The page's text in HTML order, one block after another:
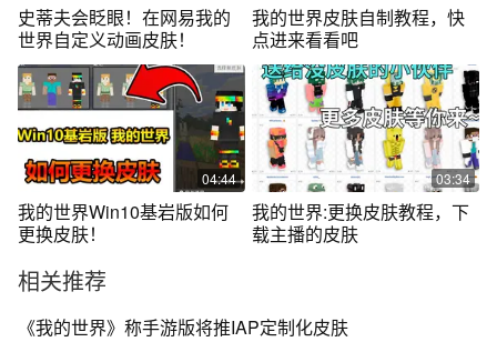
史蒂夫会眨眼！在网易我的
世界自定义动画皮肤！
我的世界皮肤自制教程，快
点进来看看吧
04:44
我的世界Win10基岩版如何
更换皮肤！
03:34
我的世界:更换皮肤教程，下
载主播的皮肤
相关推荐
《我的世界》称手游版将推IAP定制化皮肤